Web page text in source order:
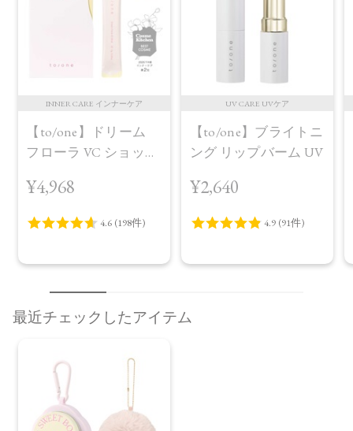
INNER CARE インナーケア
【to/one】ドリーム
フローラ VC ショット
¥4,968
UV CARE UVケア
【to/one】ブライトニ
ング リップバーム UV
¥2,640
最近チェックしたアイテム